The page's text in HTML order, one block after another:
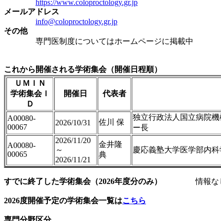
https://www.coloproctology.gr.jp
メールアドレス
info@coloproctology.gr.jp
その他
専門医制度についてはホームページに掲載中
これから開催される学術集会（開催日程順）
ＵＭＩＮ
学術集会Ｉ
Ｄ
開催日 代表者
A00080-
00067
2026/10/31 佐川 保
独立行政法人国立病院
ー長
A00080-
00065
2026/11/20
～
2026/11/21
金井隆
典
慶応義塾大学医学部内
すでに終了した学術集会（2026年度分のみ） 情報な
2026度開催予定の学術集会一覧はこちら